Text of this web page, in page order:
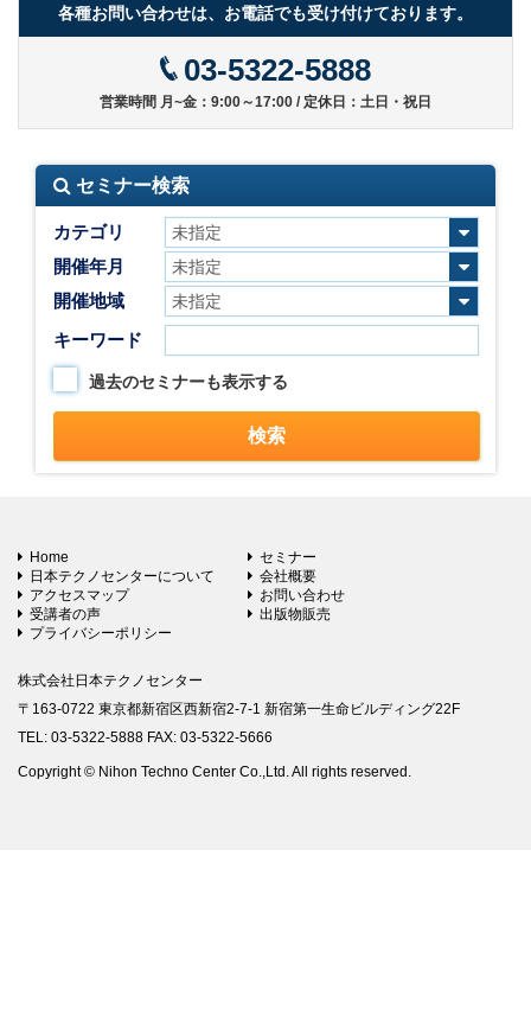
各種お問い合わせは、お電話でも受け付けております。
03-5322-5888
営業時間 月~金：9:00～17:00 / 定休日：土日・祝日
セミナー検索
カテゴリ
開催年月
開催地域
キーワード
過去のセミナーも表示する
Home
セミナー
日本テクノセンターについて
会社概要
アクセスマップ
お問い合わせ
受講者の声
出版物販売
プライバシーポリシー
株式会社日本テクノセンター
〒163-0722 東京都新宿区西新宿2-7-1 新宿第一生命ビルディング22F
TEL: 03-5322-5888 FAX: 03-5322-5666
Copyright © Nihon Techno Center Co.,Ltd. All rights reserved.